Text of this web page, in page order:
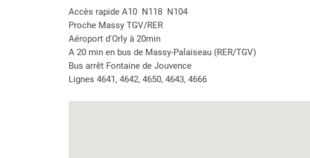
Accès rapide A10  N118  N104
Proche Massy TGV/RER
Aéroport d'Orly à 20min
A 20 min en bus de Massy-Palaiseau (RER/TGV)
Bus arrêt Fontaine de Jouvence
Lignes 4641, 4642, 4650, 4643, 4666